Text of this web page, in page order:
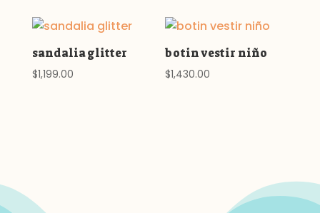
desde
$867.00
sandalia glitter
$1,199.00
botin vestir niño
$1,430.00